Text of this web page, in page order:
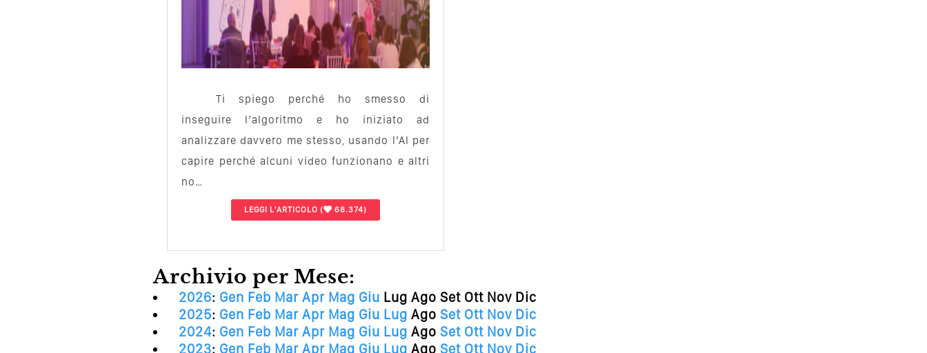
Ti spiego perché ho smesso di
inseguire l’algoritmo e ho iniziato ad
analizzare davvero me stesso, usando l’AI per
capire perché alcuni video funzionano e altri
no…
LEGGI L'ARTICOLO ( 68.374)
Archivio per Mese:
2026: Gen Feb Mar Apr Mag Giu Lug Ago Set Ott Nov Dic
2025: Gen Feb Mar Apr Mag Giu Lug Ago Set Ott Nov Dic
2024: Gen Feb Mar Apr Mag Giu Lug Ago Set Ott Nov Dic
2023: Gen Feb Mar Apr Mag Giu Lug Ago Set Ott Nov Dic